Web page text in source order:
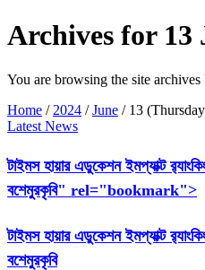
Archives for 13
You are browsing the site archives
Home / 2024 /June / 13
Latest News
টাইমস হায়ার এডুকেশন ইমপ্যাক্ট
বশেমুরকৃবি" rel="bookmark">
টাইমস হায়ার এডুকেশন ইমপ্যাক্ট
বশেমুরকৃবি